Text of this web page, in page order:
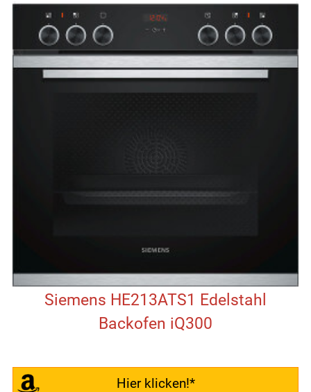
Siemens HE213ATS1 Edelstahl
Backofen iQ300
Hier klicken!*